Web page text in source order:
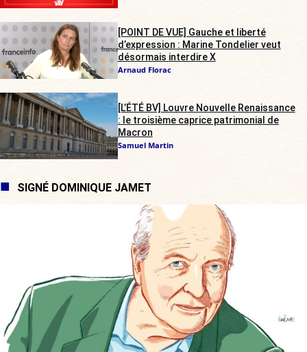
[POINT DE VUE] Gauche et liberté
d’expression : Marine Tondelier veut
désormais interdire X
Arnaud Florac
[L’ÉTÉ BV] Louvre Nouvelle Renaissance
: le troisième caprice patrimonial de
Macron
Samuel Martin
SIGNÉ DOMINIQUE JAMET